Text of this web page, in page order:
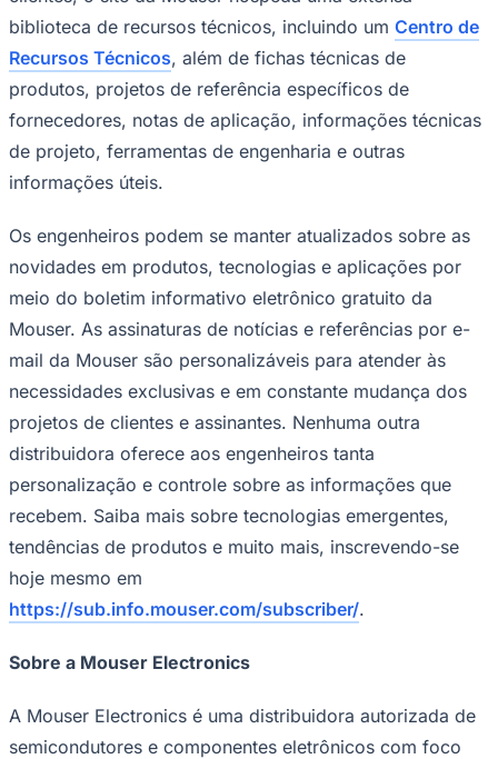
Santos
biblioteca de recursos técnicos, incluindo um Centro de
Recursos Técnicos, além de fichas técnicas de
produtos, projetos de referência específicos de
fornecedores, notas de aplicação, informações técnicas
de projeto, ferramentas de engenharia e outras
informações úteis.
Os engenheiros podem se manter atualizados sobre as
novidades em produtos, tecnologias e aplicações por
meio do boletim informativo eletrônico gratuito da
Mouser. As assinaturas de notícias e referências por e-
mail da Mouser são personalizáveis ​​para atender às
necessidades exclusivas e em constante mudança dos
projetos de clientes e assinantes. Nenhuma outra
distribuidora oferece aos engenheiros tanta
personalização e controle sobre as informações que
recebem. Saiba mais sobre tecnologias emergentes,
tendências de produtos e muito mais, inscrevendo-se
hoje mesmo em
https://sub.info.mouser.com/subscriber/.
Sobre a Mouser Electronics
A Mouser Electronics é uma distribuidora autorizada de
semicondutores e componentes eletrônicos com foco